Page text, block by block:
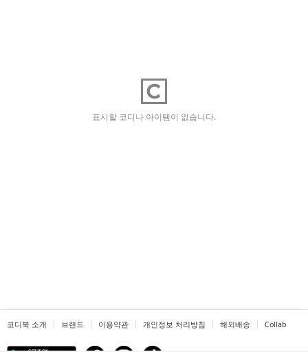
표시할 코디나 아이템이 없습니다.
코디북 소개 브랜드 이용약관 개인정보 처리방침 해외배송 Collab